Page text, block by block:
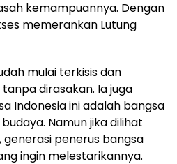
kemampuannya. Dengan
memerankan Lutung
mulai terkisis dan
dirasakan. Ia juga
Indonesia ini adalah bangsa
Namun jika dilihat
penerus bangsa
ingin melestarikannya.